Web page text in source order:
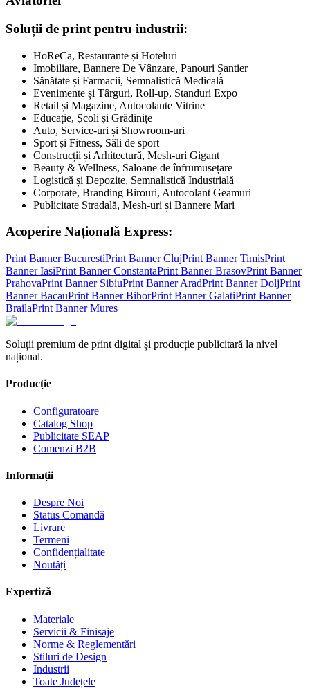
Soluții de print pentru industrii:
HoReCa, Restaurante și Hoteluri
Imobiliare, Bannere De Vânzare, Panouri Șantier
Sănătate și Farmacii, Semnalistică Medicală
Evenimente și Târguri, Roll-up, Standuri Expo
Retail și Magazine, Autocolante Vitrine
Educație, Școli și Grădinițe
Auto, Service-uri și Showroom-uri
Sport și Fitness, Săli de sport
Construcții și Arhitectură, Mesh-uri Gigant
Beauty & Wellness, Saloane de înfrumusețare
Logistică și Depozite, Semnalistică Industrială
Corporate, Branding Birouri, Autocolant Geamuri
Publicitate Stradală, Mesh-uri și Bannere Mari
Acoperire Națională Express:
Print BannerBucurestiPrint BannerClujPrint BannerTimisPrint
BannerIasiPrint BannerConstantaPrint BannerBrasovPrint Banner
PrahovaPrint Banner SibiuPrint BannerAradPrint BannerDoljPrint
BannerBacauPrint BannerBihorPrint BannerGalatiPrint Banner
BrailaPrint BannerMures
Soluții premium de print digital și producție publicitară la nivel
național.
Producție
Configuratoare
Catalog Shop
Publicitate SEAP
Comenzi B2B
Informații
Despre Noi
Status Comandă
Livrare
Termeni
Confidențialitate
Noutăți
Expertiză
Materiale
Servicii & Finisaje
Norme & Reglementări
Stiluri de Design
Industrii
Toate Județele